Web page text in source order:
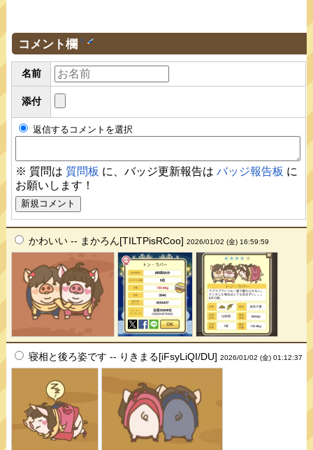
コメント欄 †
名前
添付
返信するコメントを選択
※ 質問は 質問板 に、バッジ更新報告はバッジ報告板 に
お願いします！
かわいい -- まかろん[TILTPisRCoo]2026/01/02 (金) 16:59:59
寝相と後ろ姿です -- りきまる[iFsyLiQI/DU]2026/01/02 (金) 01:12:37